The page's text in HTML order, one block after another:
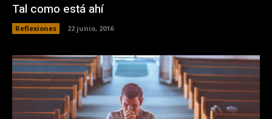
Tal como está ahí
Reflexiones 22 junio, 2016